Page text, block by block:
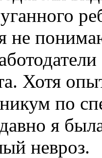
не
Хотя
по
я
невроз.